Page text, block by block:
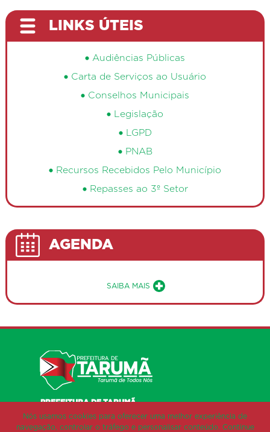
LINKS ÚTEIS
Audiências Públicas
Carta de Serviços ao Usuário
Conselhos Municipais
Legislação
LGPD
PNAB
Recursos Recebidos Pelo Município
Repasses ao 3º Setor
AGENDA
SAIBA MAIS Sobre a Agenda de Eventos
PREFEITURA DE TARUMÃ
RUA AROEIRA, 482
VILA DAS ÁRVORES
Nós usamos cookies para oferecer uma melhor experiência de
navegação, controlar o tráfego e personalisar conteúdo. Continue